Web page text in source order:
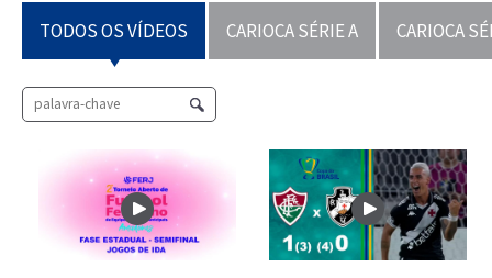
TODOS OS VÍDEOS CARIOCA SÉRIE A CARIOCA